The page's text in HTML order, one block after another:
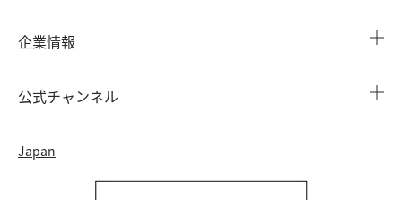
会員情報
注文履歴
返品・交換について
カウンターサービス予約
フレグランス ファインダー
企業情報
特定商取引法に基づく表示
公式チャンネル
Japan